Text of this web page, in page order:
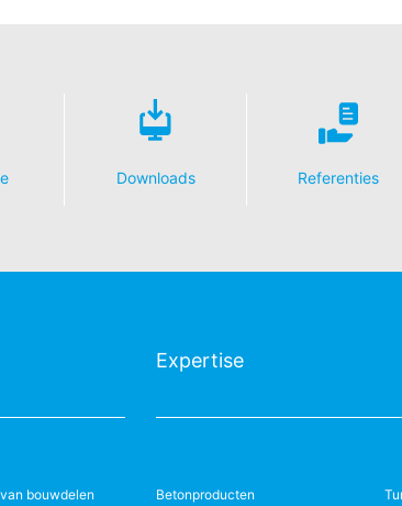
Downloads Referenties
bouwdelen
Expertise
Betonproducten
met betrekking tot vragen
NRW (verantwoordelijke voor
kunt u te allen tijde het corrigeren, wissen en